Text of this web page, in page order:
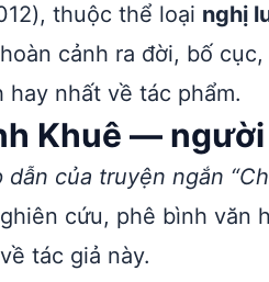
thuộc thể loại nghị
cảnh ra đời, bố
hay nhất về tác phẩm.
Khuê —
dẫn của truyện ngắn
cứu, phê bình văn
tác giả này.